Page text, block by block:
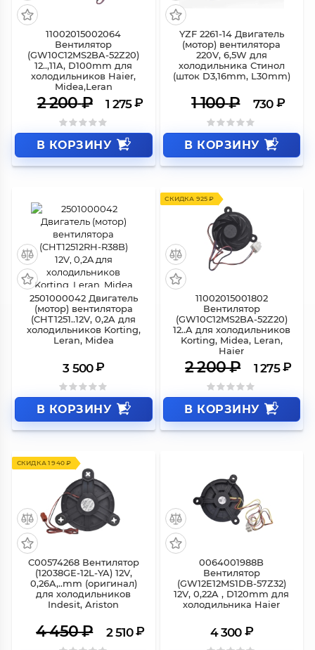
11002015002064
Вентилятор
(GW10C12MS2BA-52Z20)
12..,11A, D100mm для
холодильников Haier,
Midea,Leran
2 200₽ 1 275 ₽
В КОРЗИНУ
YZF 2261-14 Двигатель
(мотор) вентилятора
220V, 6,5W для
холодильника Стинол
(шток D3,16mm, L30mm)
1 100₽ 730 ₽
В КОРЗИНУ
2501000042 Двигатель
(мотор) вентилятора
(CHT1251..12V, 0,2A для
холодильников Korting,
Leran, Midea
3 500 ₽
В КОРЗИНУ
СКИДКА 925 ₽
11002015001802
Вентилятор
(GW10C12MS2BA-52Z20)
12..A для холодильников
Korting, Midea, Leran,
Haier
2 200₽ 1 275 ₽
В КОРЗИНУ
СКИДКА 1 940 ₽
C00574268 Вентилятор
(12038GE-12L-YA) 12V,
0,26A,..mm (оригинал)
для холодильников
Indesit, Ariston
4 450₽ 2 510 ₽
0064001988B
Вентилятор
(GW12E12MS1DB-57Z32)
12V, 0,22A , D120mm для
холодильника Haier
4 300 ₽